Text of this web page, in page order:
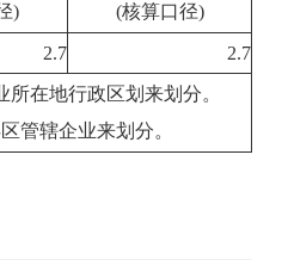
)
(核算口径)
2.7
2.7
在地行政区划来划分。
管辖企业来划分。